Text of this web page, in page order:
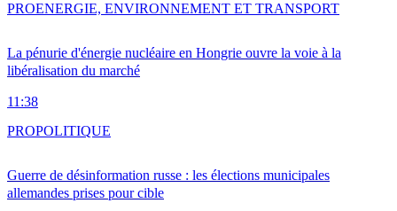
La pénurie d'énergie nucléaire en Hongrie ouvre la voie à la
libéralisation du marché
11:38
PROENERGIE, ENVIRONNEMENT ET TRANSPORT
Guerre de désinformation russe : les élections municipales
allemandes prises pour cible
PROPOLITIQUE